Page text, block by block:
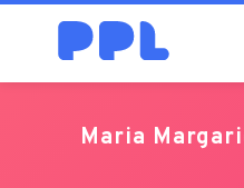
Maria